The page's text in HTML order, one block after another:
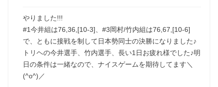
やりました!!!
#1今井組は76,36,[10-3]、#3岡村/竹内組は76,67,[10-6]
で、ともに接戦を制して日本勢同士の決勝になりました♪
トリヘの今井選手、竹内選手、長い1日お疲れ様でした♪明
日の条件は一緒なので、ナイスゲームを期待してます＼
(^o^)／